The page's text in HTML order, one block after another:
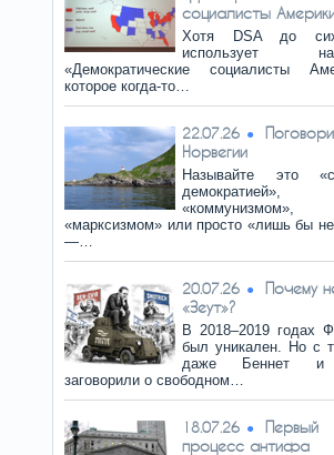
социалисты
Хотя DSA до
использует
«Демократические социалисты
которое когда-то…
22.07.26
Норвегии
Называйте это
демократией»,
«коммунизмом»,
«марксизмом» или просто «лишь бы
—…
20.07.26
Почему
«Зеут»?
В 2018–2019 годах
был уникален. Но с
даже Беннет
заговорили о свободном…
18.07.26
Первый
процесс антифа